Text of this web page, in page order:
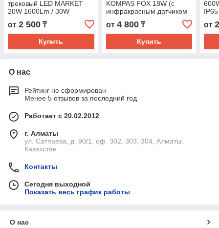
трековый LED MARKET
20W 1600Lm / 30W
2400Lm 4000K IP20
D87х135 (черный/белый)
от 2 500 ₸
Купить
KOMPAS FOX 18W (с
инфракрасным датчиком
движения) 1350Lm
d200х55 4000K IP54
от 4 800₸
Купить
от
О нас
Рейтинг не сформирован
Менее 5 отзывов за последний год
Работает с 20.02.2012
г. Алматы
ул. Сатпаева, д. 90/1, оф. 302, 303, 304, Алматы,
Казахстан
Контакты
Сегодня выходной
Показать весь график работы
О нас